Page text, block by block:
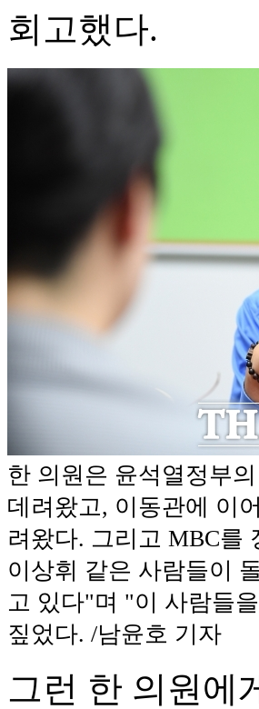
회고했다.
한 의원은 윤석열정부
데려왔고, 이동관에 이
려왔다. 그리고 MBC를
이상휘 같은 사람들이
고 있다"며 "이 사람들
짚었다. /남윤호 기자
그런 한 의원에